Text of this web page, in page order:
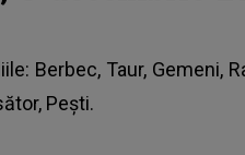
Berbec, Taur, Gemeni,
Pești.